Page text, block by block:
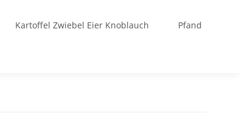
Kartoffel Zwiebel Eier Knoblauch Pfand